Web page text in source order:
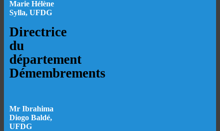
Marie Hélène
Sylla, UFDG
Directrice
du
département
Démembrements
Mr Ibrahima
Diogo Baldé,
UFDG